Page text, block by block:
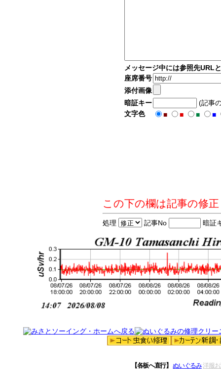
メッセージ中には参照先URL
座席番号
添付画像
暗証キー
(記事
文字色
■ ■ ■ ■
この下の欄は記事の修
処理 記事No 暗証
【各板へ直行】 ぬいぐるみ 洋服